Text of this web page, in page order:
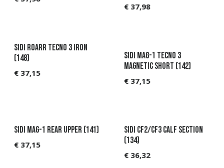
€ 37,98
Sidi Roarr Tecno 3 Iron
(148)
€ 37,15
Sidi MAG-1 Tecno 3
Magnetic Short (142)
€ 37,15
Sidi MAG-1 Rear upper (141)
€ 37,15
Sidi CF2/CF3 Calf Section
(134)
€ 36,32